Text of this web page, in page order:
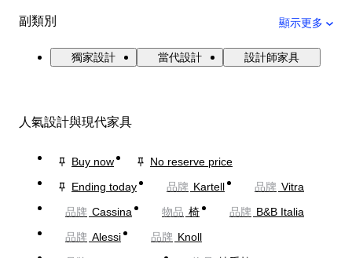
副類別 顯示更多
獨家設計 當代設計 設計師家具
人氣設計與現代家具
Buy now
No reserve price
Ending today
品牌 Kartell 品牌 Vitra
品牌 Cassina 物品 椅 品牌 B&B Italia
品牌 Alessi 品牌 Knoll